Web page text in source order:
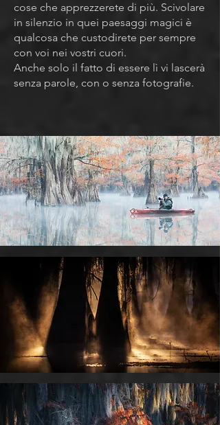
cose che apprezzerete di più. Scivolare
in silenzio in quei paesaggi magici è
qualcosa che custodirete per sempre
con voi nei vostri cuori.
Anche solo il fatto di essere lì vi lascerà
senza parole, con o senza fotografie.